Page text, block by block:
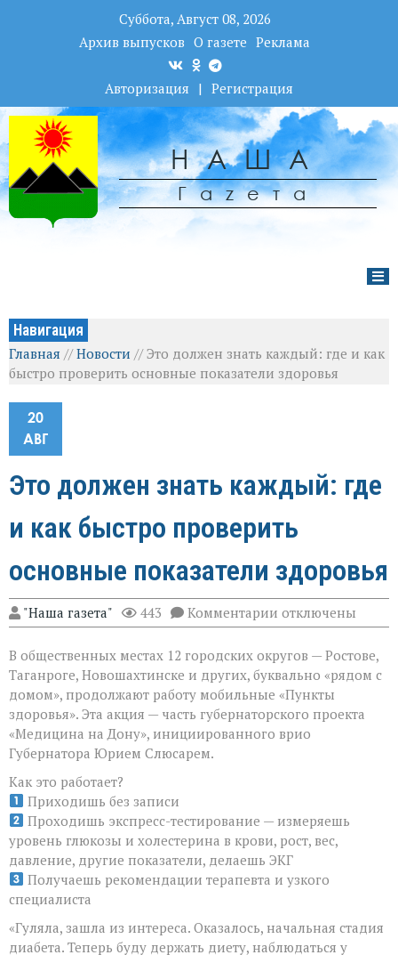
Суббота, Август 08, 2026
Архив выпусков О газете Реклама
Авторизация | Регистрация
НАША
Гаzета
Навигация
Главная //Новости //Это должен знать каждый: где и как
быстро проверить основные показатели здоровья
20
АВГ
Это должен знать каждый: где
и как быстро проверить
основные показатели здоровья
"Наша газета" 443 Комментарии к
записи
должен
знать
каждый:
где
и
как
быстро
отключены
В общественных местах 12 городских округов — Ростове,
Таганроге, Новошахтинске и других, буквально «рядом с
домом», продолжают работу мобильные «Пункты
здоровья». Эта акция — часть губернаторского проекта
«Медицина на Дону», инициированного врио
Губернатора Юрием Слюсарем.
Как это работает?
Приходишь без записи
Проходишь экспресс-тестирование — измеряешь
уровень глюкозы и холестерина в крови, рост, вес,
давление, другие показатели, делаешь ЭКГ
Получаешь рекомендации терапевта и узкого
специалиста
«Гуляла, зашла из интереса. Оказалось, начальная стадия
диабета. Теперь буду держать диету, наблюдаться у